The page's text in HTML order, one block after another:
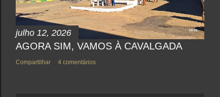
julho 12, 2026
AGORA SIM, VAMOS À CAVALGADA
Compartilhar 4 comentários